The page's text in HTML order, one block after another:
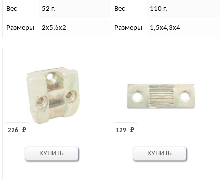
Вес 52 г.
Размеры 2х5,6х2
Вес 110 г.
Размеры 1,5х4,3х4
226 ₽
КУПИТЬ
129 ₽
КУПИТЬ